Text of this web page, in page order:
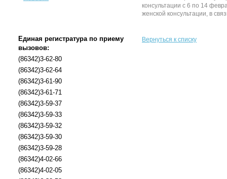
Единая регистратура по приему
вызовов:
(86342)3-62-80
(86342)3-62-64
(86342)3-61-90
(86342)3-61-71
(86342)3-59-37
(86342)3-59-33
(86342)3-59-32
(86342)3-59-30
(86342)3-59-28
(86342)4-02-66
(86342)4-02-05
консультации с 6 по 14
женской консультации, в
Вернуться к списку